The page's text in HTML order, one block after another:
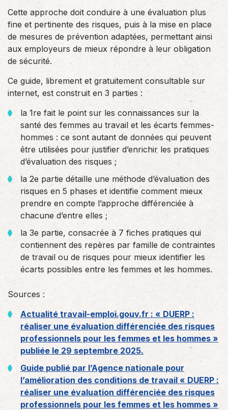
Cette approche doit conduire à une évaluation plus
fine et pertinente des risques, puis à la mise en place
de mesures de prévention adaptées, permettant ainsi
aux employeurs de mieux répondre à leur obligation
de sécurité.
Ce guide, librement et gratuitement consultable sur
internet, est construit en 3 parties :
la 1re fait le point sur les connaissances sur la
santé des femmes au travail et les écarts femmes-
hommes : ce sont autant de données qui peuvent
être utilisées pour justifier d’enrichir les pratiques
d’évaluation des risques ;
la 2e partie détaille une méthode d’évaluation des
risques en 5 phases et identifie comment mieux
prendre en compte l’approche différenciée à
chacune d’entre elles ;
la 3e partie, consacrée à 7 fiches pratiques qui
contiennent des repères par famille de contraintes
de travail ou de risques pour mieux identifier les
écarts possibles entre les femmes et les hommes.
Sources :
Actualité travail-emploi.gouv.fr : « DUERP :
réaliser une évaluation différenciée des risques
professionnels pour les femmes et les hommes »
publiée le 29 septembre 2025.
Guide publié par l’Agence nationale pour
l’amélioration des conditions de travail « DUERP :
réaliser une évaluation différenciée des risques
professionnels pour les femmes et les hommes »